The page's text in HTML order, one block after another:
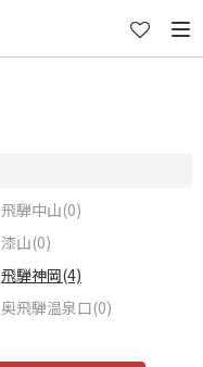
飛騨中山(0)
漆山(0)
飛騨神岡(4)
奥飛騨温泉口(0)